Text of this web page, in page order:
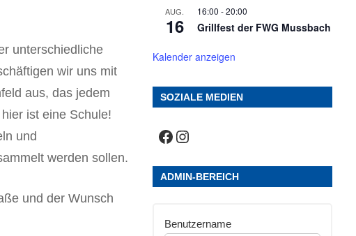
unterschiedliche
wir uns mit
aus, das jedem
ist eine Schule!
und
werden sollen.
und der Wunsch
AUG.
16
16:00 -20:00
Grillfest der FWG Mussbach
Kalender anzeigen
SOZIALE MEDIEN
Facebook
Instagram
ADMIN-BEREICH
Benutzername